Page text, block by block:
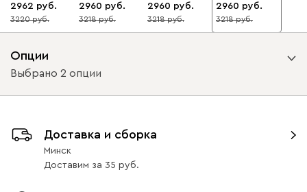
2962
8
3220
2960
8
3218
2960
8
3218
2960
8
3218
Опции
Выбрано 2 опции
с доводчиками без доводчиков
Доставка и сборка
Минск
Доставим за 35